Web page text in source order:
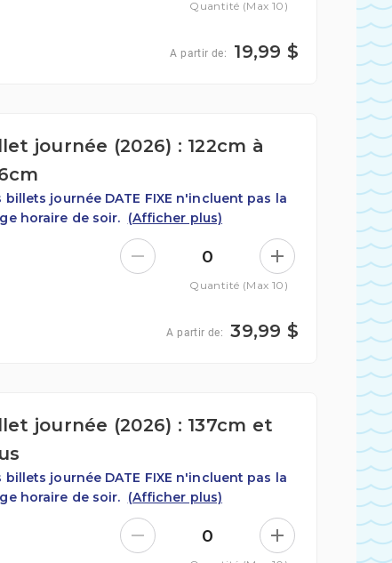
Quantité (Max 10)
A partir de: 19,99 $
journée (2026) : 122cm à
billets journée DATE FIXE n'incluent pas la
horaire de soir. (Afficher plus)
0
Quantité (Max 10)
A partir de: 39,99 $
journée (2026) : 137cm et
billets journée DATE FIXE n'incluent pas la
horaire de soir. (Afficher plus)
0